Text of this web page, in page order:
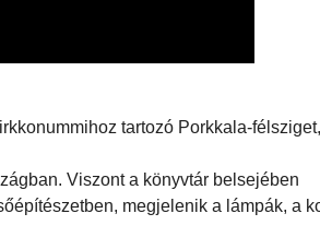
tartozó Porkkala-
Viszont a könyvtár belsejében
megjelenik a lámpák, a